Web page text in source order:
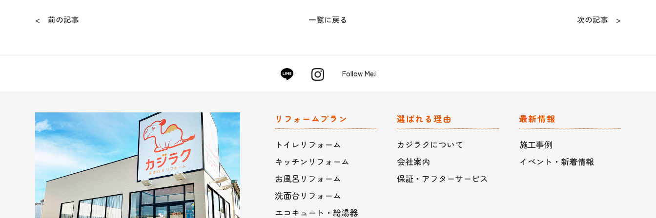
< 前の記事 一覧に戻る 次の記事 >
Follow Me!
リフォームプラン
トイレリフォーム
キッチンリフォーム
お風呂リフォーム
洗面台リフォーム
エコキュート・給湯器
選ばれる理由
カジラクについて
会社案内
保証・アフターサービス
最新情報
施工事例
イベント・新着情報